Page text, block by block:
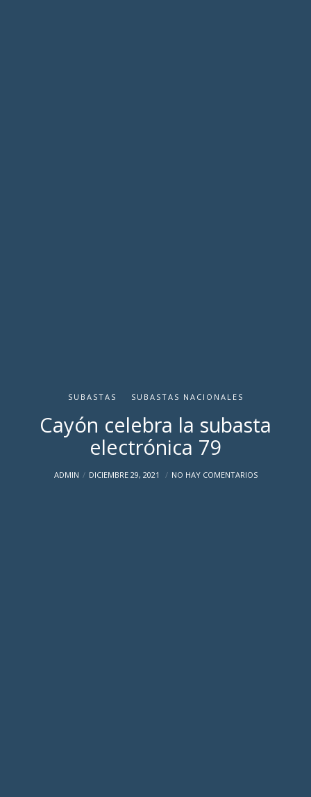
SUBASTAS SUBASTAS NACIONALES
Cayón celebra la subasta
electrónica 79
ADMIN DICIEMBRE 29, 2021 NO HAY COMENTARIOS